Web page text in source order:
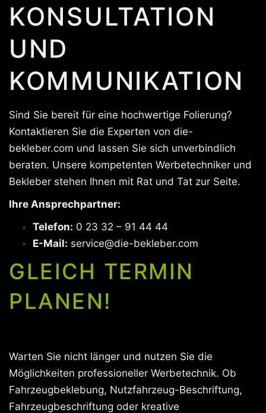
KONSULTATION
UND
KOMMUNIKATION
Sind Sie bereit für eine hochwertige Folierung?
Kontaktieren Sie die Experten von die-
bekleber.com und lassen Sie sich unverbindlich
beraten. Unsere kompetenten Werbetechniker und
Bekleber stehen Ihnen mit Rat und Tat zur Seite.
Ihre Ansprechpartner:
Telefon: 0 23 32 – 91 44 44
E-Mail: service@die-bekleber.com
GLEICH TERMIN
PLANEN!
Warten Sie nicht länger und nutzen Sie die
Möglichkeiten professioneller Werbetechnik. Ob
Fahrzeugbeklebung, Nutzfahrzeug-Beschriftung,
Fahrzeugbeschriftung oder kreative